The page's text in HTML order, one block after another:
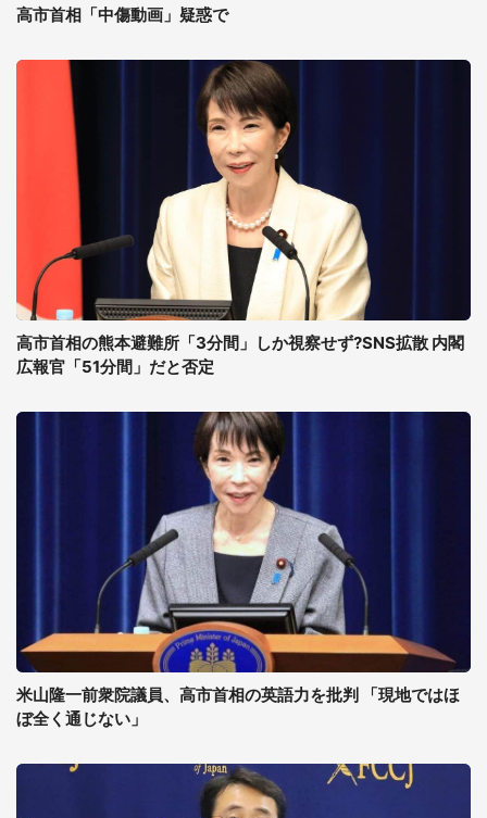
高市首相「中傷動画」疑惑で
高市首相の熊本避難所「3分間」しか視察せず?SNS拡散 内閣
広報官「51分間」だと否定
米山隆一前衆院議員、高市首相の英語力を批判 「現地ではほ
ぼ全く通じない」